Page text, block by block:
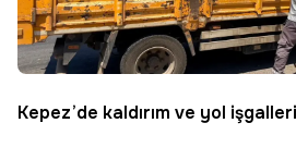
Kepez’de kaldırım ve yol